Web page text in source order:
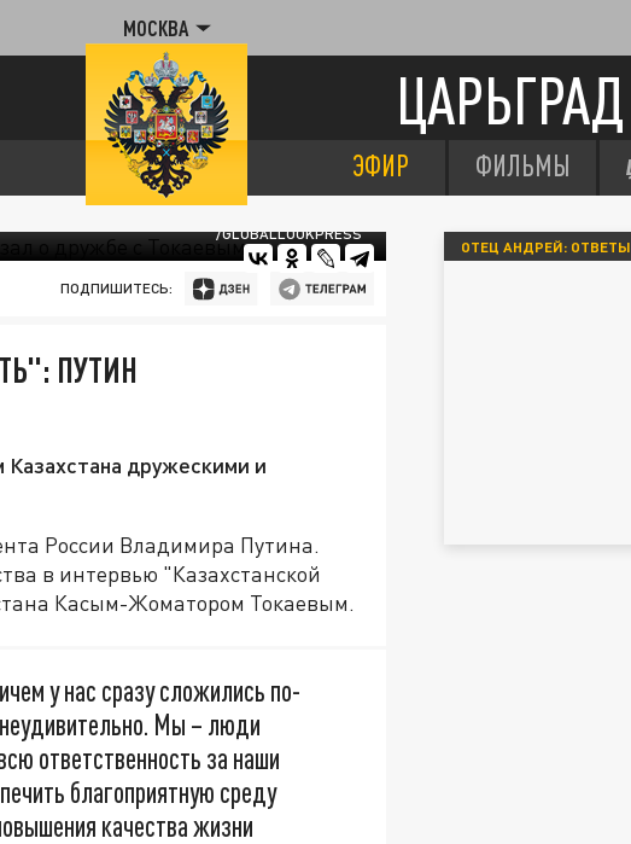
МОСКВА
ЦАРЬГРАД
ЭФИР ФИЛЬМЫ
/GLOBALLOOKPRESS
ПОДПИШИТЕСЬ:
ПУТИН
дружескими и
России Владимира Путина.
в интервью "Казахстанской
Касым-Жоматором Токаевым.
у нас сразу сложились по-
Мы – люди
ответственность за наши
благоприятную среду
качества жизни
ОТЕЦ АНДРЕЙ: ОТВЕТЫ